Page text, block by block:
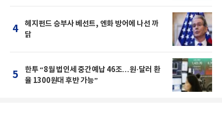
4
헤지펀드 승부사 베선트, 엔화 방어에 나선 까
닭
5
한투 “8월 법인세 중간예납 46조…원·달러 환
율 1300원대 후반 가능”